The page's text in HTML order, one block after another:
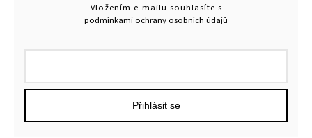
Vložením e-mailu souhlasíte s
podmínkami ochrany osobních údajů
Přihlásit se